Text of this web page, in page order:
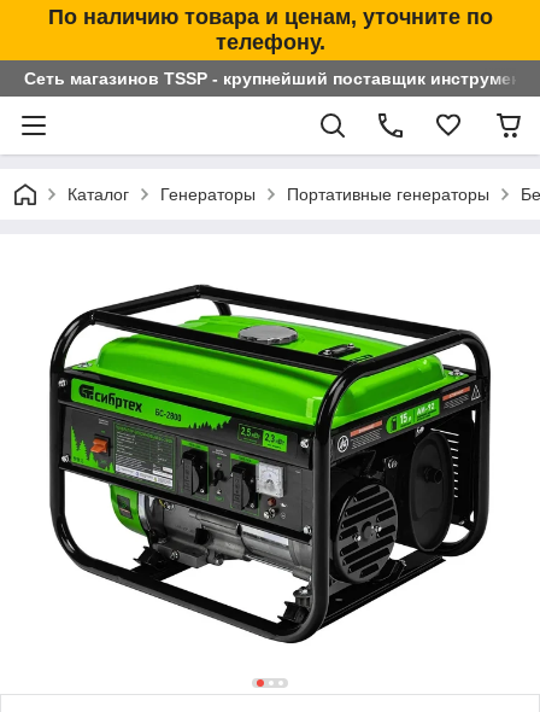
По наличию товара и ценам, уточните по
телефону.
Сеть магазинов TSSP - крупнейший поставщик
Каталог Генераторы Портативные генераторы